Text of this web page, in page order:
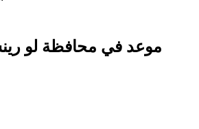
موعد في محافظة لو